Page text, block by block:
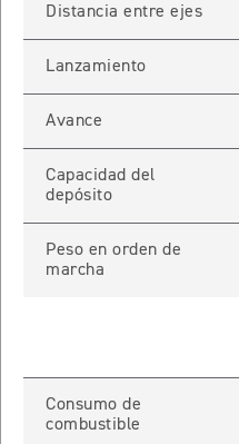
Precio desde
Distancia entre ejes
Lanzamiento
Avance
Capacidad del
depósito
Peso en orden de
marcha
Consumo de
combustible